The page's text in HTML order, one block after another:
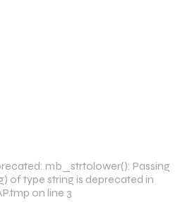
mb_strtolower(): Passing
of type string is deprecated in
on line 3